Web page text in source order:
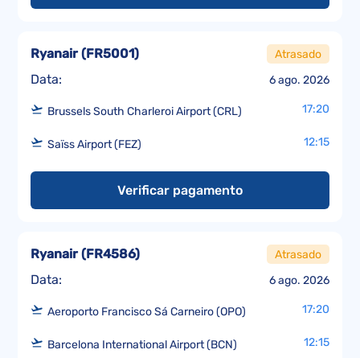
Data: 6 ago. 2026
Ryanair(FR5001) Atrasado
Brussels South Charleroi Airport (CRL) 17:20
Saïss Airport (FEZ) 12:15
Verificar pagamento
Data: 6 ago. 2026
Ryanair(FR4586) Atrasado
Aeroporto Francisco Sá Carneiro (OPO) 17:20
Barcelona International Airport (BCN) 12:15